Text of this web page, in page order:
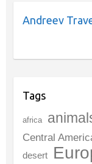
Andreev
Tags
africa
Central
desert